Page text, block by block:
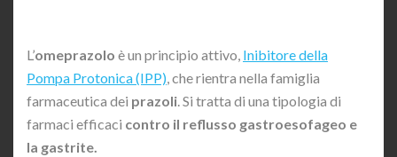
L’omeprazolo è un principio attivo, Inibitore della
Pompa Protonica (IPP) , che rientra nella famiglia
farmaceutica dei prazoli . Si tratta di una tipologia di
farmaci efficaci contro il reflusso gastroesofageo e
la gastrite.